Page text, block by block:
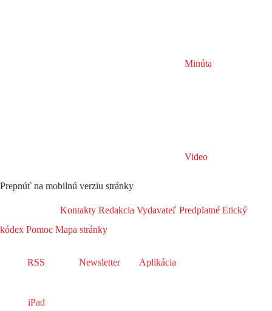
Minúta
Video
Prepnúť na mobilnú verziu stránky
Kontakty Redakcia Vydavateľ Predplatné Etický
kódex Pomoc Mapa stránky
RSS Newsletter Aplikácia
iPad